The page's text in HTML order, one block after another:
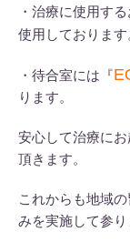
・治療に使用す
使用しております
・待合室には『
ります。
安心して治療に
頂きます。
これからも地域
みを実施して参り